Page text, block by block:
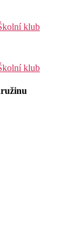
klub
klub